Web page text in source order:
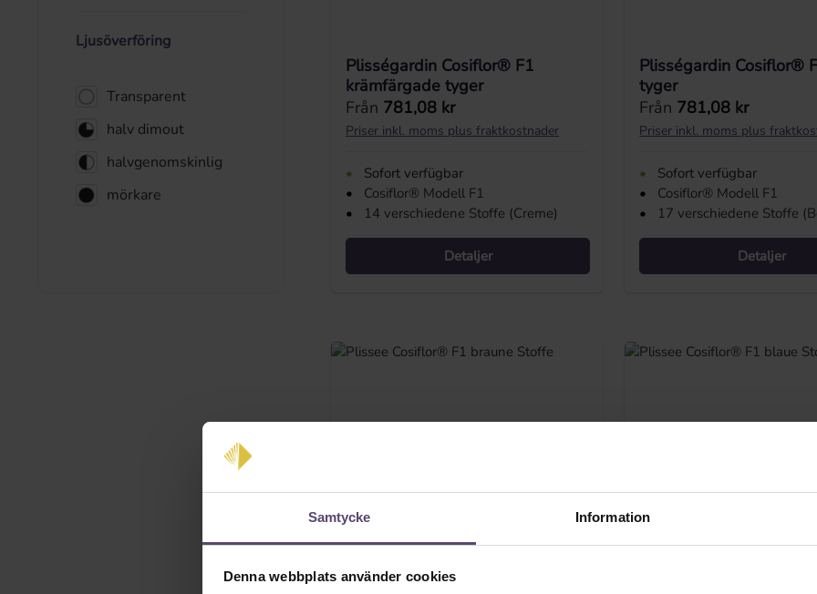
Samtycke Information
Denna webbplats använder cookies
Ljusöverföring
Transparent
halv dimout
halvgenomskinlig
mörkare
Plisségardin Cosiflor® F1
krämfärgade tyger
Ordinarie pris:
Från 781,08 kr
Priser inkl. moms plus fraktkostnader
•
Sofort verfügbar
•
Cosiflor® Modell F1
•
14 verschiedene Stoffe (Creme)
Detaljer
Plisségardin Cosiflor®
tyger
Ordinarie pris:
Från 781,08 kr
Priser inkl. moms plus
•
Sofort verfügbar
•
Cosiflor® Modell F1
•
17 verschiedene Stoffe
Detaljer